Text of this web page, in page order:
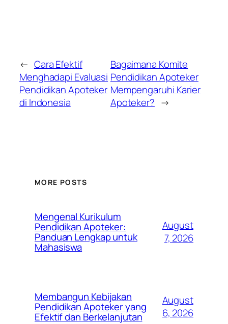
← Cara Efektif
Menghadapi Evaluasi
Pendidikan Apoteker
di Indonesia
Bagaimana Komite
Pendidikan Apoteker
Mempengaruhi Karier
Apoteker? →
MORE POSTS
Mengenal Kurikulum
Pendidikan Apoteker:
Panduan Lengkap untuk
Mahasiswa
August
7, 2026
Membangun Kebijakan
Pendidikan Apoteker yang
Efektif dan Berkelanjutan
August
6, 2026